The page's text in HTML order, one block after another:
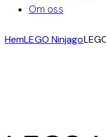
Om oss
HemLEGO Ninjago